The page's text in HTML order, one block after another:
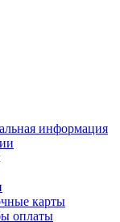
информация
карты
оплаты